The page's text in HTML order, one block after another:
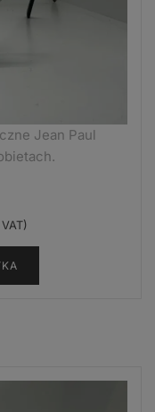
Jean Paul